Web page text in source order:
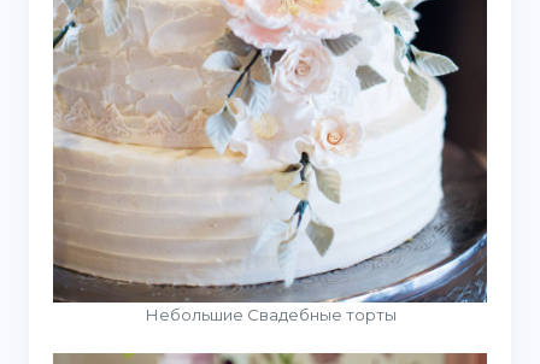
Небольшие Свадебные торты